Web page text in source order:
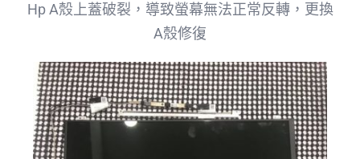
Hp A殼上蓋破裂，導致螢幕無法正常反轉，更換
A殼修復